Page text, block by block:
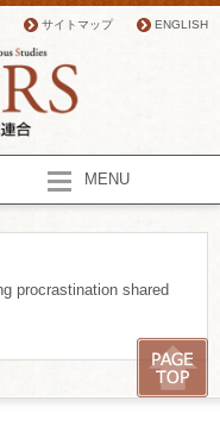
サイトマップ ENGLISH
MENU
procrastination shared